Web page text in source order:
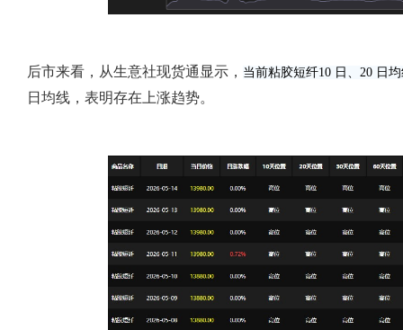
后市来看，从生意社现货通显示， 当前粘胶短纤10 日、20 日
日均线，表明存在上涨趋势。